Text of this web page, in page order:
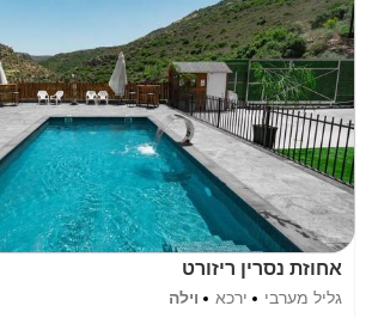
אחוזת נסרין ריזורט
גליל מערבי ירכא וילה